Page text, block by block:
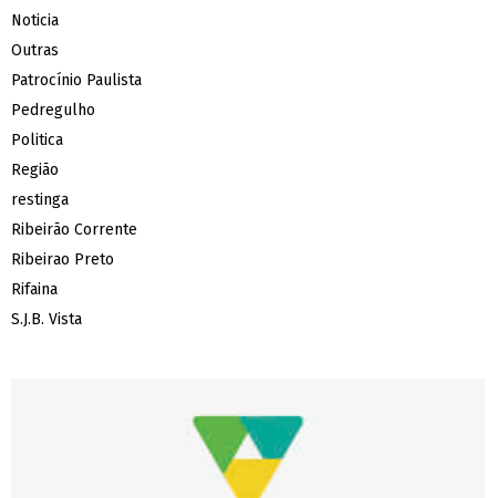
Noticia
Outras
Patrocínio Paulista
Pedregulho
Politica
Região
restinga
Ribeirão Corrente
Ribeirao Preto
Rifaina
S.J.B. Vista